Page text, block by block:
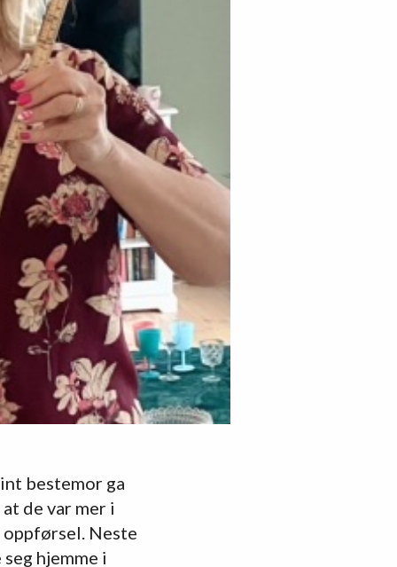
bestemor ga
de var mer i
oppførsel. Neste
hjemme i